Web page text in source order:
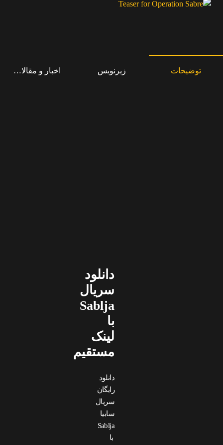
توضیحات زیرنویس اخبار و مقالات
دانلود
سریال
Sablja
با
لینک
مستقیم
دانلود
رایگان
سریال
سابیا
Sablja
با